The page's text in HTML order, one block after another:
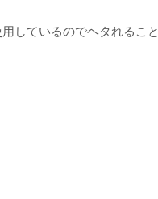
しているのでヘタれること